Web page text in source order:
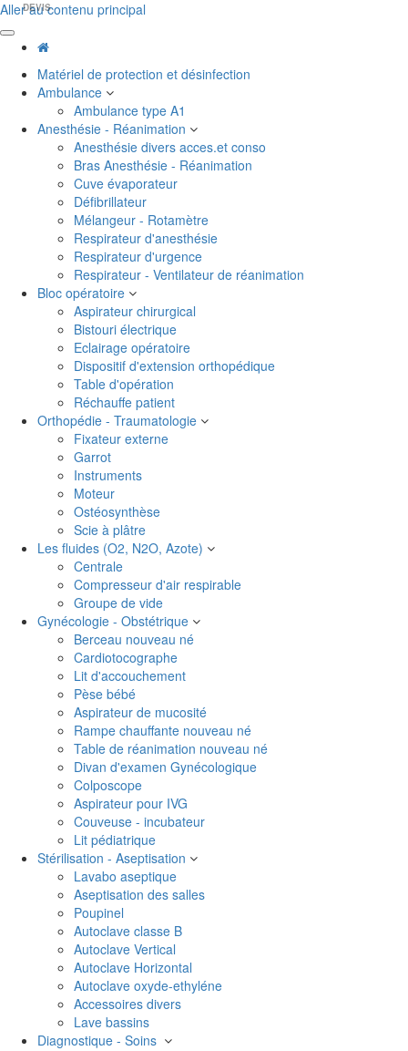
Aller au contenu principal
Matériel de protection et désinfection
Ambulance
Ambulance type A1
Anesthésie - Réanimation
Anesthésie divers acces.et conso
Bras Anesthésie - Réanimation
Cuve évaporateur
Défibrillateur
Mélangeur - Rotamètre
Respirateur d'anesthésie
Respirateur d'urgence
Respirateur - Ventilateur de réanimation
Bloc opératoire
Aspirateur chirurgical
Bistouri électrique
Eclairage opératoire
Dispositif d'extension orthopédique
Table d'opération
Réchauffe patient
Orthopédie - Traumatologie
Fixateur externe
Garrot
Instruments
Moteur
Ostéosynthèse
Scie à plâtre
Les fluides (O2, N2O, Azote)
Centrale
Compresseur d'air respirable
Groupe de vide
Gynécologie - Obstétrique
Berceau nouveau né
Cardiotocographe
Lit d'accouchement
Pèse bébé
Aspirateur de mucosité
Rampe chauffante nouveau né
Table de réanimation nouveau né
Divan d'examen Gynécologique
Colposcope
Aspirateur pour IVG
Couveuse - incubateur
Lit pédiatrique
Stérilisation - Aseptisation
Lavabo aseptique
Aseptisation des salles
Poupinel
Autoclave classe B
Autoclave Vertical
Autoclave Horizontal
Autoclave oxyde-ethyléne
Accessoires divers
Lave bassins
Diagnostique - Soins
DEVIS